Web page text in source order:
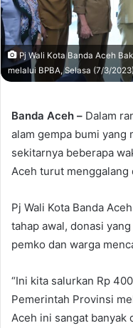
Pj Wali Kota Banda Aceh
melalui BPBA, Selasa (7/3/
Banda Aceh – Dalam
alam gempa bumi yang
sekitarnya beberapa
Aceh turut menggalang
Pj Wali Kota Banda
tahap awal, donasi
pemko dan warga
“Ini kita salurkan Rp
Pemerintah Provinsi
Aceh ini sangat banyak